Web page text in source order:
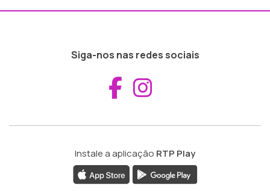
Siga-nos nas redes sociais
Aceder ao
Instale a aplicação RTP Play